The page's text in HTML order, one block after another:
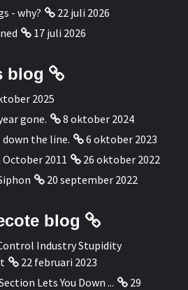
- why?
22 juli 2026
17 juli 2026
blog
2025
gone.
8 oktober 2024
down the line.
6 oktober 2023
2011
26 oktober 2022
20 september 2022
blog
Industry Stupidity
22 februari 2023
Lets You Down ...
29